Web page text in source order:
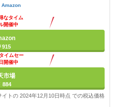
Amazon
なタイム
開催中
915
イムセー
開催中
市場
884
トの 2024年12月10日時点 での税込価格